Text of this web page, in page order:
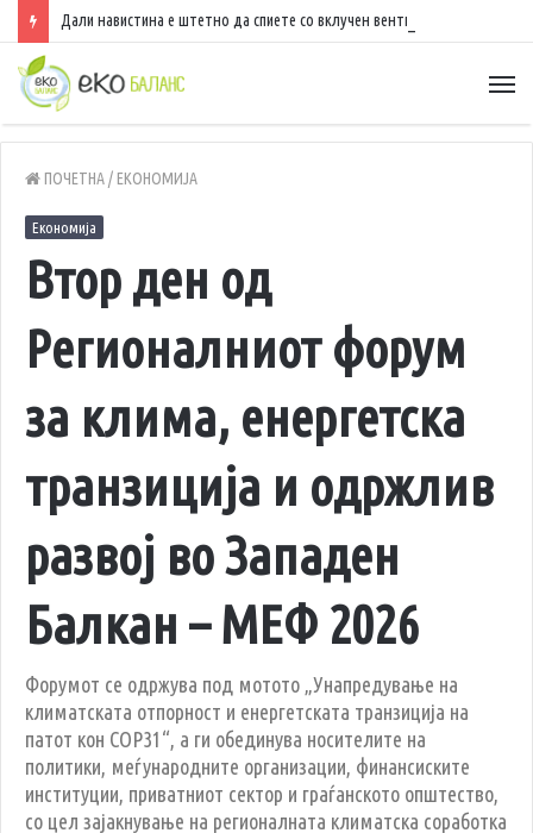
Дали навистина е штетно да спиете со вклучен вентилатор?
ПОЧЕТНА/ ЕКОНОМИЈА
Економија
Втор ден од
Регионалниот форум
за клима, енергетска
транзиција и одржлив
развој во Западен
Балкан – МЕФ 2026
Форумот се одржува под мотото „Унапредување на
климатската отпорност и енергетската транзиција на
патот кон COP31“, а ги обединува носителите на
политики, меѓународните организации, финансиските
институции, приватниот сектор и граѓанското општество,
со цел зајакнување на регионалната климатска соработка